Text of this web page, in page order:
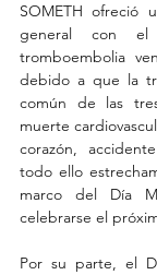
SOMETH ofreció
general con
tromboembolia
debido a que la
común de las
muerte
corazón,
todo ello
marco del Día
celebrarse el
Por su parte, el